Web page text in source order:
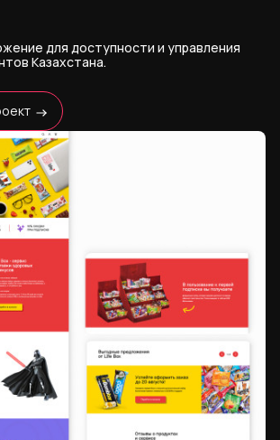
для доступности и управления
Казахстана.